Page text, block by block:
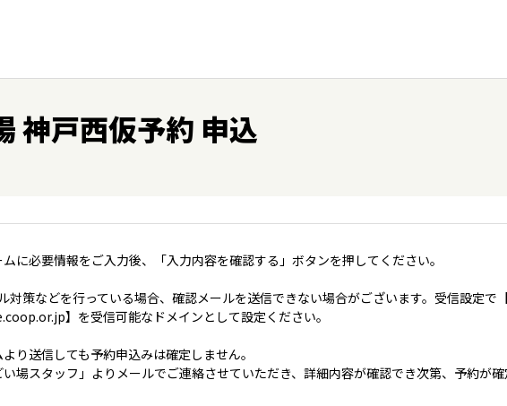
神戸西仮予約 申込
に必要情報をご入力後、「入力内容を確認する」ボタンを押してください。
対策などを行っている場合、確認メールを送信できない場合がございます。受信設定
】を受信可能なドメインとして設定ください。
り送信しても予約申込みは確定しません。
場スタッフ」よりメールでご連絡させていただき、詳細内容が確認でき次第、予約が